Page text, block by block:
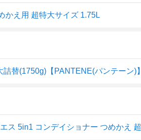
かえ用 超特大サイズ 1.75L
替(1750g)【PANTENE(パンテーン)】